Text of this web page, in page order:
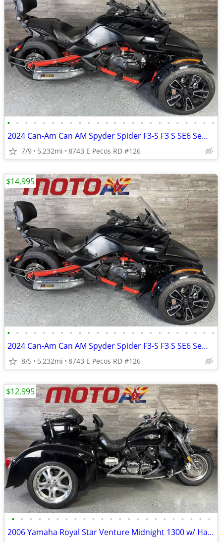
• • • • • • • • • • • • • • • • • • • • • • • •
2024 Can-Am Can AM Spyder Spider F3-S F3 S SE6 Semi Auto Trans Trike
7/9 5,232mi 8743 E Pecos RD #126
• • • • • • • • • • • • • • • • • • • • • • • •
2024 Can-Am Can AM Spyder Spider F3-S F3 S SE6 Semi Auto Trans Trike
8/5 5,232mi 8743 E Pecos RD #126
$14,995
• • • • • • • • • • • • • • • • • • • • • • •
2006 Yamaha Royal Star Venture Midnight 1300 w/ Hannigan Trike Kit!!
$12,995